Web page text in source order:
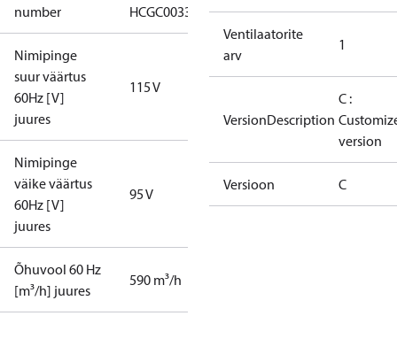
number
HCGC0033RC0062B
Nimipinge
suur väärtus
60Hz [V]
juures
115 V
Nimipinge
väike väärtus
60Hz [V]
juures
95 V
Õhuvool 60 Hz
[m³/h] juures
590 m³/h
Ventilaatorite
arv
1
VersionDescription
C :
version
Versioon C